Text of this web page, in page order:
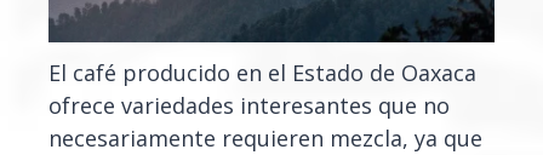
El café producido en el Estado de Oaxaca
ofrece variedades interesantes que no
necesariamente requieren mezcla, ya que